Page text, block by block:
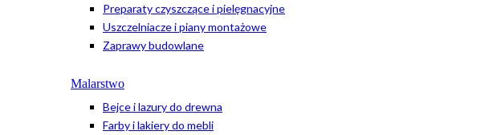
Preparaty czyszczące i pielęgnacyjne
Uszczelniacze i piany montażowe
Zaprawy budowlane
Malarstwo
Bejce i lazury do drewna
Farby i lakiery do mebli